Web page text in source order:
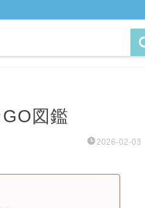
図鑑
2026-02-03